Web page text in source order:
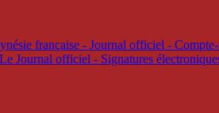
française - Journal officiel -
Le Journal officiel - Signatures